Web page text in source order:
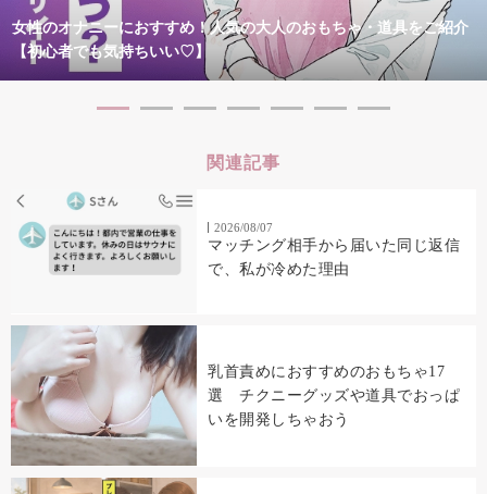
女性のオナニーにおすすめ！人気の大人のおもちゃ・道具をご紹介
【初心者でも気持ちいい♡】
関連記事
2026/08/07
マッチング相手から届いた同じ返信
で、私が冷めた理由
乳首責めにおすすめのおもちゃ17
選 チクニーグッズや道具でおっぱ
いを開発しちゃおう